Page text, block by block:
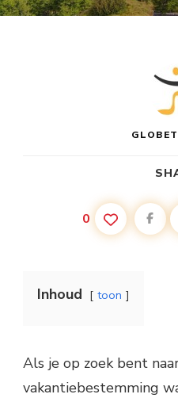
0
Inhoud toon
Als je op zoek bent
vakantiebestemming